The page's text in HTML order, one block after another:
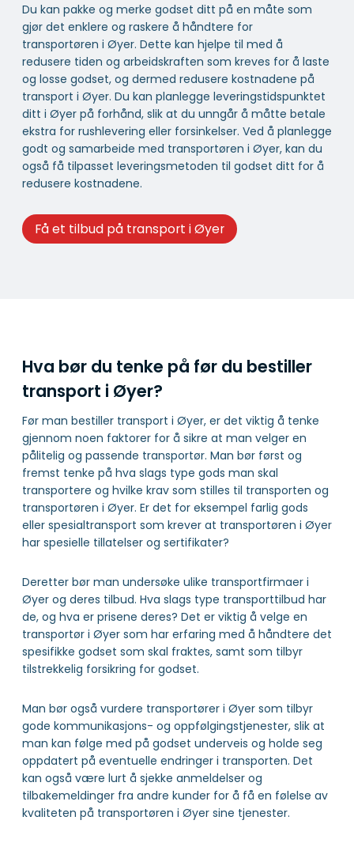
Du kan pakke og merke godset ditt på en måte som
gjør det enklere og raskere å håndtere for
transportøren i Øyer. Dette kan hjelpe til med å
redusere tiden og arbeidskraften som kreves for å laste
og losse godset, og dermed redusere kostnadene på
transport i Øyer. Du kan planlegge leveringstidspunktet
ditt i Øyer på forhånd, slik at du unngår å måtte betale
ekstra for rushlevering eller forsinkelser. Ved å planlegge
godt og samarbeide med transportøren i Øyer, kan du
også få tilpasset leveringsmetoden til godset ditt for å
redusere kostnadene.
Få et tilbud på transport i Øyer
Hva bør du tenke på før du bestiller
transport i Øyer?
Før man bestiller transport i Øyer, er det viktig å tenke
gjennom noen faktorer for å sikre at man velger en
pålitelig og passende transportør. Man bør først og
fremst tenke på hva slags type gods man skal
transportere og hvilke krav som stilles til transporten og
transportøren i Øyer. Er det for eksempel farlig gods
eller spesialtransport som krever at transportøren i Øyer
har spesielle tillatelser og sertifikater?
Deretter bør man undersøke ulike transportfirmaer i
Øyer og deres tilbud. Hva slags type transporttilbud har
de, og hva er prisene deres? Det er viktig å velge en
transportør i Øyer som har erfaring med å håndtere det
spesifikke godset som skal fraktes, samt som tilbyr
tilstrekkelig forsikring for godset.
Man bør også vurdere transportører i Øyer som tilbyr
gode kommunikasjons- og oppfølgingstjenester, slik at
man kan følge med på godset underveis og holde seg
oppdatert på eventuelle endringer i transporten. Det
kan også være lurt å sjekke anmeldelser og
tilbakemeldinger fra andre kunder for å få en følelse av
kvaliteten på transportøren i Øyer sine tjenester.